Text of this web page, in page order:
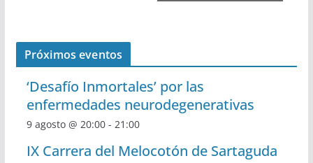
Próximos eventos
‘Desafío Inmortales’ por las
enfermedades neurodegenerativas
9 agosto @ 20:00- 21:00
IX Carrera del Melocotón de Sartaguda